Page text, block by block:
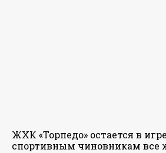
ЖХК «Торпедо» остается в
спортивным чиновникам все